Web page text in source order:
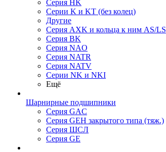
Серия HK
Серии K и KT (без колец)
Другие
Серия AXK и кольца к ним AS/LS
Серия BK
Серия NAO
Серия NATR
Серия NATV
Серии NK и NKI
Ещё
Шарнирные подшипники
Серия GAC
Серия GEH закрытого типа (тяж.)
Серия ШСЛ
Серия GE